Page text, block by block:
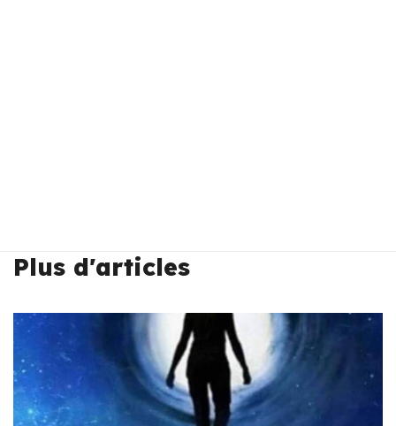
Plus d'articles